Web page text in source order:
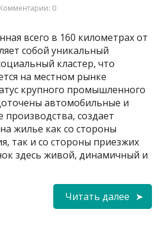
Комментарии: 0
всего в 160 километрах от
собой уникальный
кластер, что
на местном рынке
крупного промышленного
автомобильные и
создает
жилье как со стороны
так и со стороны приезжих
здесь живой, динамичный и
Читать далее